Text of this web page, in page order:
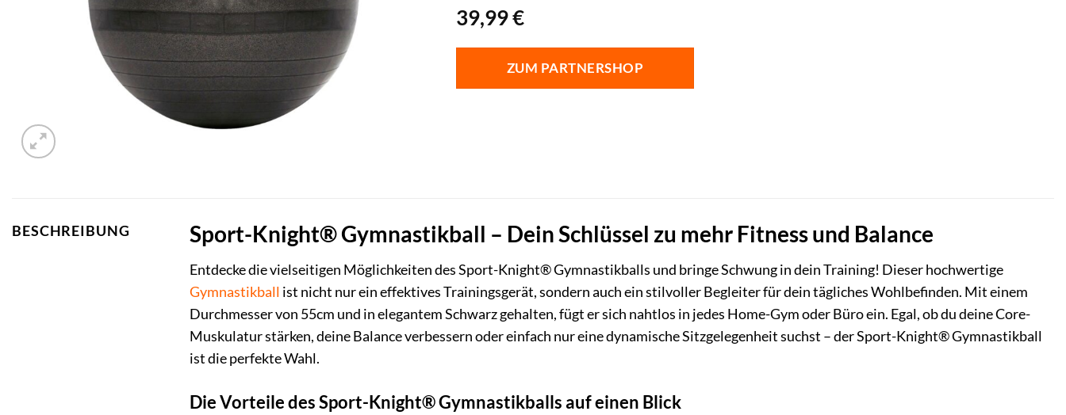
39,99€
ZUM PARTNERSHOP
BESCHREIBUNG Sport-Knight® Gymnastikball – Dein Schlüssel zu mehr Fitness und Balance
Entdecke die vielseitigen Möglichkeiten des Sport-Knight® Gymnastikballs und bringe Schwung in dein Training! Dieser hochwertige
Gymnastikball ist nicht nur ein effektives Trainingsgerät, sondern auch ein stilvoller Begleiter für dein tägliches Wohlbefinden. Mit einem
Durchmesser von 55cm und in elegantem Schwarz gehalten, fügt er sich nahtlos in jedes Home-Gym oder Büro ein. Egal, ob du deine Core-
Muskulatur stärken, deine Balance verbessern oder einfach nur eine dynamische Sitzgelegenheit suchst – der Sport-Knight® Gymnastikball
ist die perfekte Wahl.
Die Vorteile des Sport-Knight® Gymnastikballs auf einen Blick